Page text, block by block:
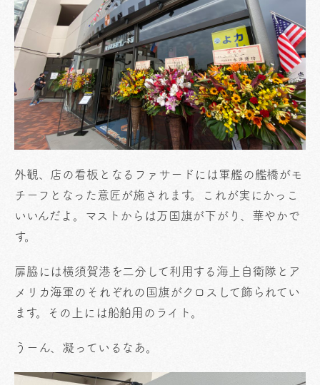
外観、店の看板となるファサードには軍艦の艦橋がモ
チーフとなった意匠が施されます。これが実にかっこ
いいんだよ。マストからは万国旗が下がり、華やかで
す。
扉脇には横須賀港を二分して利用する海上自衛隊とア
メリカ海軍のそれぞれの国旗がクロスして飾られてい
ます。その上には船舶用のライト。
うーん、凝っているなあ。